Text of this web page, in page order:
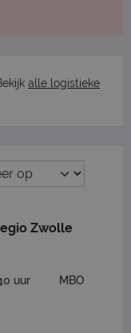
alle logistieke
Zwolle
uur MBO